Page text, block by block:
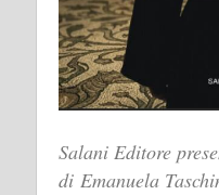
Salani Editore
di Emanuela